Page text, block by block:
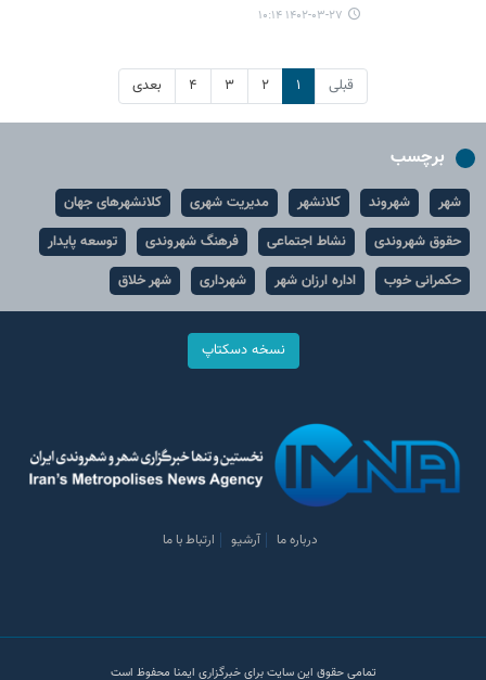
۱۴۰۲-۰۳-۲۷ ۱۰:۱۴
قبلی ۱ ۲ ۳ ۴ بعدی
برچسب
شهر شهروند کلانشهر مدیریت شهری
کلانشهرهای جهان
حقوق شهروندی
نشاط اجتماعی فرهنگ شهروندی
توسعه پایدار
حکمرانی خوب
اداره ارزان شهر شهرداری شهر خلاق
نسخه دسکتاپ
درباره ما آرشیو ارتباط با ما
تمامی حقوق این سایت برای خبرگزاری ایمنا محفوظ است